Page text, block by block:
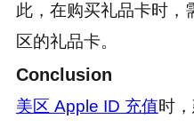
此，在购买礼品卡时，
区的礼品卡。
Conclusion
美区 Apple ID 充值时